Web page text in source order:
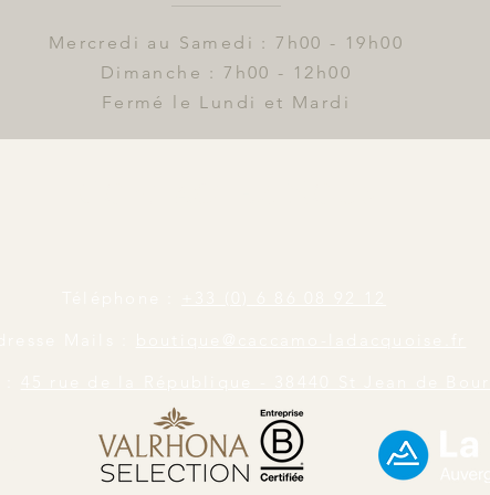
Mercredi au Samedi : 7h00 - 19h00
Dimanche : 7h00 - 12h00
Fermé le Lundi et Mardi